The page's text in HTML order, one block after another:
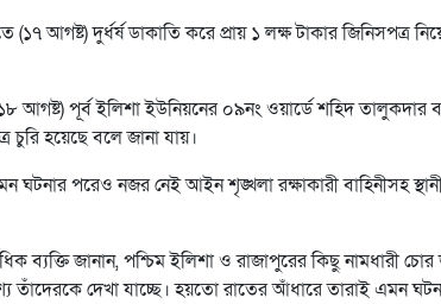
(১৭ আগষ্ট) দুর্ধর্ষ ডাকাতি করে প্রায় ১ লক্ষ টাকার জিনিসপত্র
আগষ্ট) পূর্ব ইলিশা ইউনিয়নের ০৯নং ওয়ার্ডে শহিদ তালুকদার
চুরি হয়েছে বলে জানা যায়।
ঘটনার পরেও নজর নেই আইন শৃঙ্খলা রক্ষাকারী বাহিনীসহ
ব্যক্তি জানান, পশ্চিম ইলিশা ও রাজাপুরের কিছু নামধারী
তাঁদেরকে দেখা যাচ্ছে। হয়তো রাতের আঁধারে তারাই এমন